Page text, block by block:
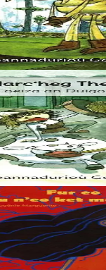
hag a veve e-barzh
Pa’z ae da ober un
gant...
ar c’hampouezh
ma kontin dit istor ar
din ken-ha-ken.